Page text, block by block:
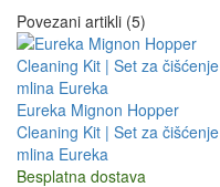
Povezani artikli (5)
Eureka Mignon Hopper
Cleaning Kit | Set za čišćenje
mlina Eureka
Besplatna dostava